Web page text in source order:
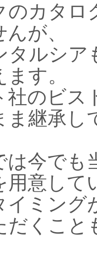
のカタ
が、
タルシ
す。
社のビ
ま継承
は今で
用意して
イミング
だくこと